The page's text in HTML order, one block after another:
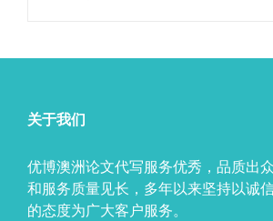
关于我们
优博澳洲论文代写服务优秀，品质出
和服务质量见长，多年以来坚持以诚
的态度为广大客户服务。